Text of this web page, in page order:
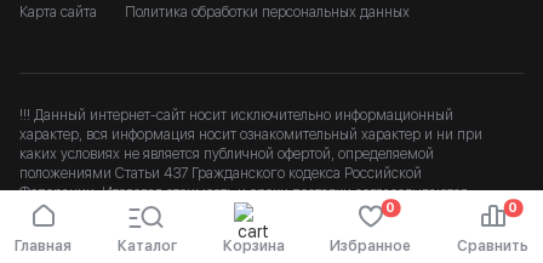
Главная Каталог Корзина
0
Избранное
0
Сравнить
Карта сайта
Политика обработки персональных данных
!!! Данный интернет-сайт носит исключительно информационный
характер, вся информация носит ознакомительный характер и ни при
каких условиях не является публичной офертой, определяемой
положениями Статьи 437 Гражданского кодекса Российской
Федерации. Итоговая стоимость и сроки доставки согласовываются
после подтверждения заказа. b